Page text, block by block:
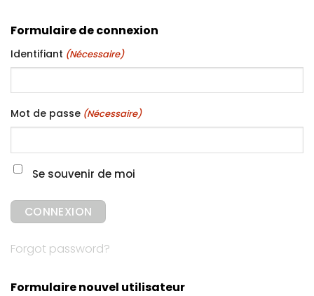
Formulaire de connexion
Identifiant (Nécessaire)
Mot de passe (Nécessaire)
Se souvenir de moi
Forgot password?
Formulaire nouvel utilisateur